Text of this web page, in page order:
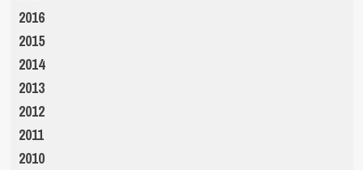
2016
2015
2014
2013
2012
2011
2010